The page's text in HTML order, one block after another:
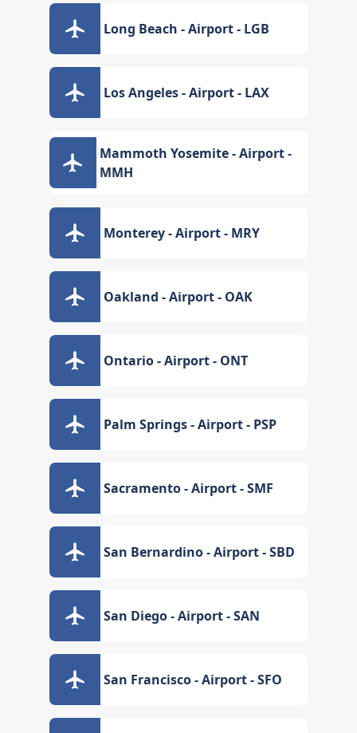
Long Beach - Airport - LGB
Los Angeles - Airport - LAX
Mammoth Yosemite - Airport -
MMH
Monterey - Airport - MRY
Oakland - Airport - OAK
Ontario - Airport - ONT
Palm Springs - Airport - PSP
Sacramento - Airport - SMF
San Bernardino - Airport - SBD
San Diego - Airport - SAN
San Francisco - Airport - SFO